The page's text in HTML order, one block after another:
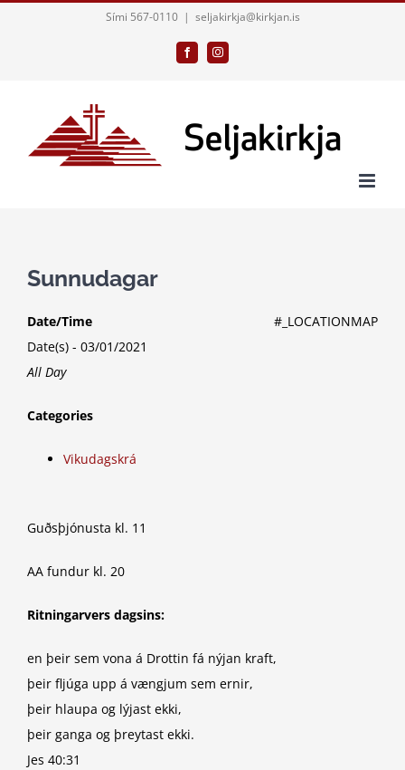
Sími 567-0110 | seljakirkja@kirkjan.is
FacebookInstagram
Sunnudagar
#_LOCATIONMAP
Date/Time
Date(s) - 03/01/2021
All Day
Categories
Vikudagskrá
Guðsþjónusta kl. 11
AA fundur kl. 20
Ritningarvers dagsins:
en þeir sem vona á Drottin fá nýjan kraft,
þeir fljúga upp á vængjum sem ernir,
þeir hlaupa og lýjast ekki,
þeir ganga og þreytast ekki.
Jes 40:31